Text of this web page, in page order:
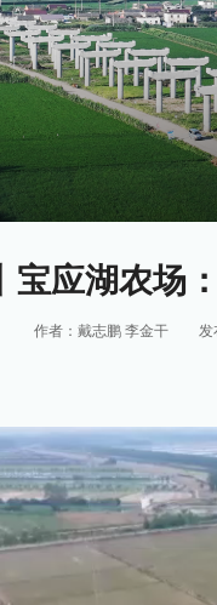
宝应湖农场
作者：戴志鹏 李金干